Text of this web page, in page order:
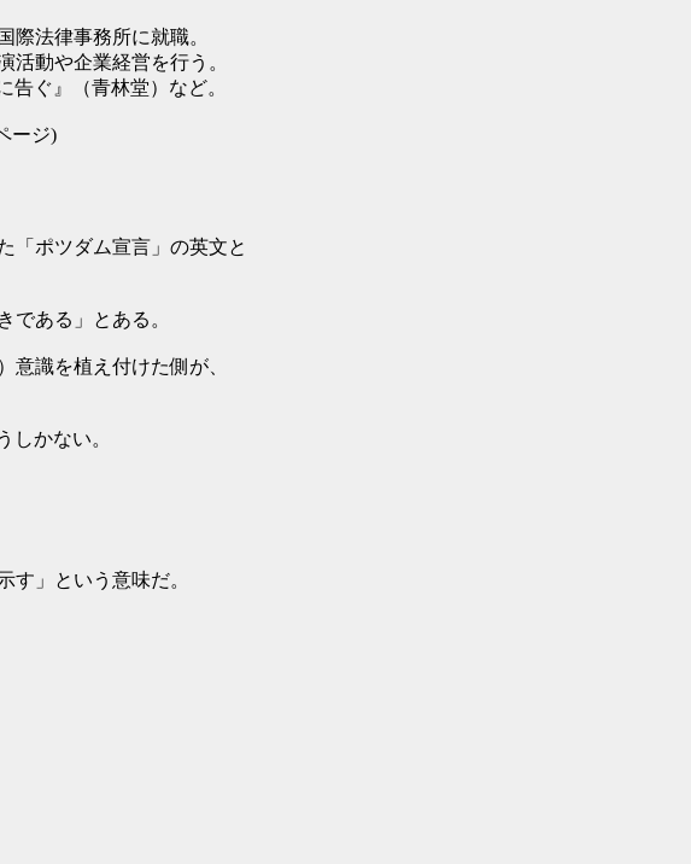
際法律事務所に就職。
動や企業経営を行う。
ぐ』（青林堂）など。
ージ)
「ポツダム宣言」の英文と
ある」とある。
識を植え付けた側が、
かない。
」という意味だ。